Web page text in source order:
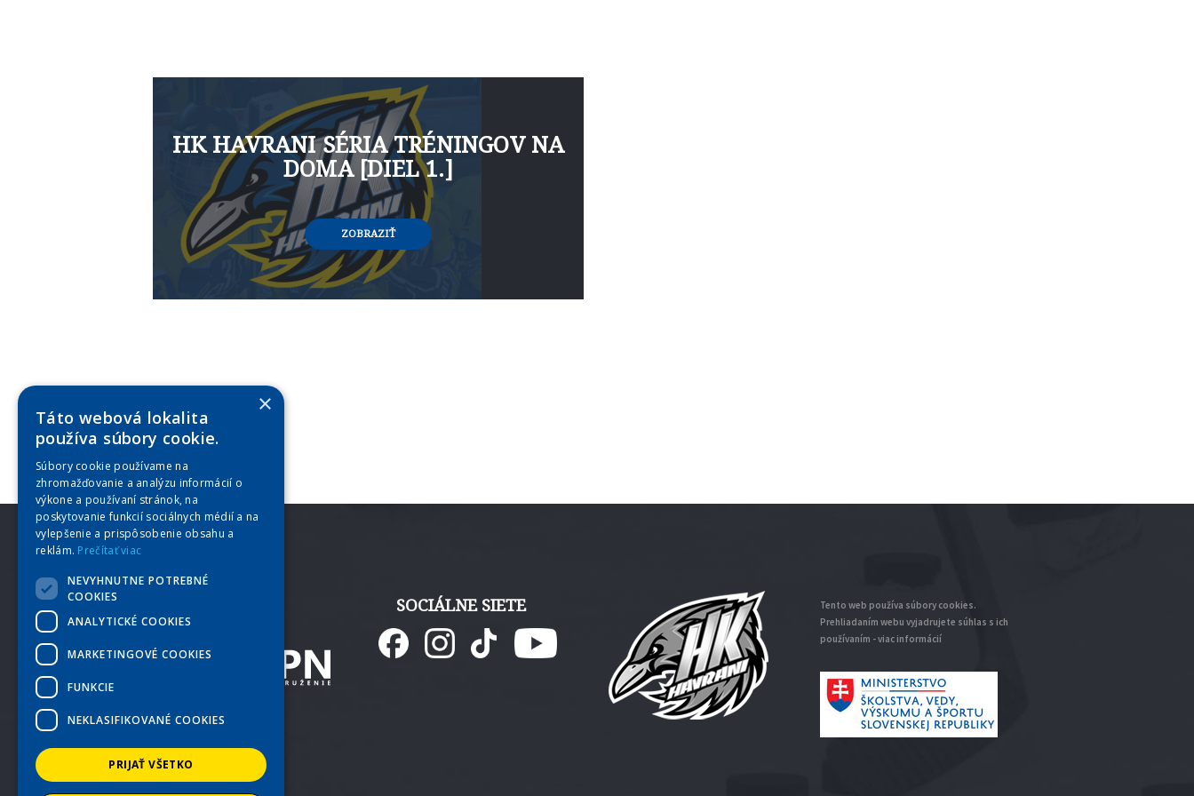
HK HAVRANI SÉRIA TRÉNINGOV NA
DOMA [DIEL 1.]
ZOBRAZIŤ
1 2
SOCIÁLNE SIETE
Tento web používa súbory cookies.
Prehliadaním webu vyjadrujete súhlas s ich
používaním -viac informácií
×
Táto webová lokalita
používa súbory cookie.
Súbory cookie používame na
zhromažďovanie a analýzu informácií o
výkone a používaní stránok, na
poskytovanie funkcií sociálnych médií a na
vylepšenie a prispôsobenie obsahu a
reklám. Prečítať viac
NEVYHNUTNE POTREBNÉ
COOKIES
ANALYTICKÉ COOKIES
MARKETINGOVÉ COOKIES
FUNKCIE
NEKLASIFIKOVANÉ COOKIES
PRIJAŤ VŠETKO